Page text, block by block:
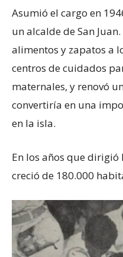
Asumió el cargo en
un alcalde de San
alimentos y zapatos a
centros de cuidados
maternales, y renovó
convertiría en una
en la isla.
En los años que
creció de 180.000